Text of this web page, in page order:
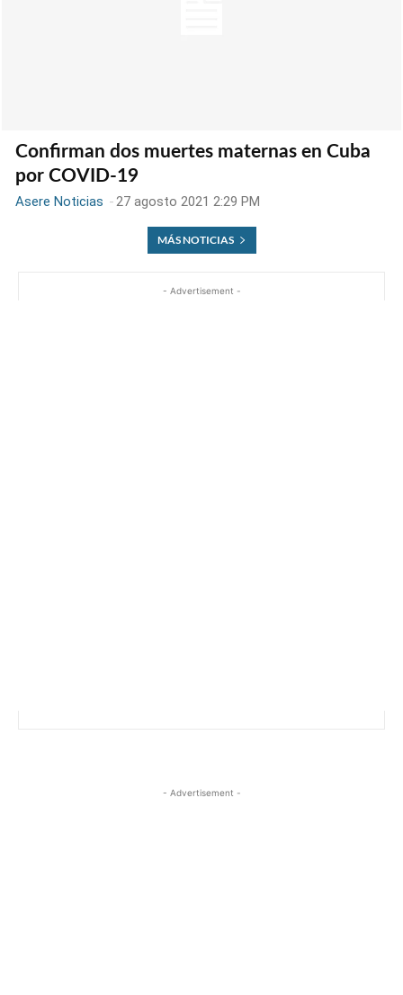
Confirman dos muertes maternas en Cuba
por COVID-19
Asere Noticias - 27 agosto 2021 2:29 PM
MÁS NOTICIAS
- Advertisement -
- Advertisement -